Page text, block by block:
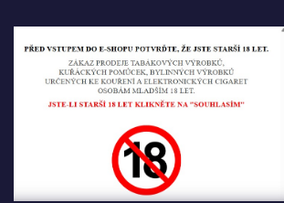
Copyright 2026JDI VAPE. Všechna
Upravit nastavení cookies